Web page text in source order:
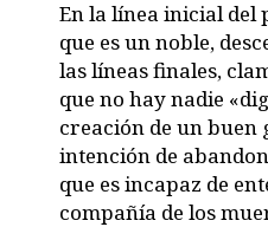
En la línea inicial del
que es un noble,
las líneas finales,
que no hay nadie
creación de un buen
intención de
que es incapaz de
compañía de los